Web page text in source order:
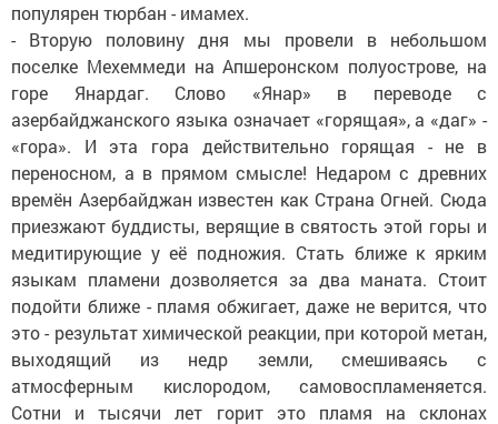
популярен тюрбан - имамех.
- Вторую половину дня мы провели в небольшом
поселке Мехеммеди на Апшеронском полуострове, на
горе Янардаг. Слово «Янар» в переводе с
азербайджанского языка означает «горящая», а «даг» -
«гора». И эта гора действительно горящая - не в
переносном, а в прямом смысле! Недаром с древних
времён Азербайджан известен как Страна Огней. Сюда
приезжают буддисты, верящие в святость этой горы и
медитирующие у её подножия. Стать ближе к ярким
языкам пламени дозволяется за два маната. Стоит
подойти ближе - пламя обжигает, даже не верится, что
это - результат химической реакции, при которой метан,
выходящий из недр земли, смешиваясь с
атмосферным кислородом, самовоспламеняется.
Сотни и тысячи лет горит это пламя на склонах